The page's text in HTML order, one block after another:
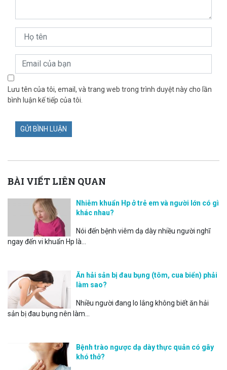
Lưu tên của tôi, email, và trang web trong trình duyệt này cho lần
bình luận kế tiếp của tôi.
BÀI VIẾT LIÊN QUAN
Nhiễm khuẩn Hp ở trẻ em và người lớn có gì
khác nhau?
Nói đến bệnh viêm dạ dày nhiều người nghĩ
ngay đến vi khuẩn Hp là...
Ăn hải sản bị đau bụng (tôm, cua biển) phải
làm sao?
Nhiều người đang lo lắng không biết ăn hải
sản bị đau bụng nên làm...
Bệnh trào ngược dạ dày thực quản có gây
khó thở?